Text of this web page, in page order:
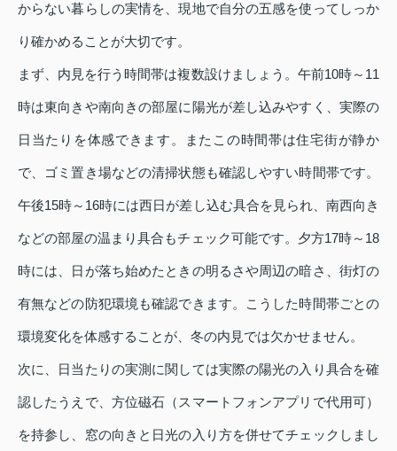
からない暮らしの実情を、現地で自分の五感を使ってしっか
り確かめることが大切です。
まず、内見を行う時間帯は複数設けましょう。午前10時～11
時は東向きや南向きの部屋に陽光が差し込みやすく、実際の
日当たりを体感できます。またこの時間帯は住宅街が静か
で、ゴミ置き場などの清掃状態も確認しやすい時間帯です。
午後15時～16時には西日が差し込む具合を見られ、南西向き
などの部屋の温まり具合もチェック可能です。夕方17時～18
時には、日が落ち始めたときの明るさや周辺の暗さ、街灯の
有無などの防犯環境も確認できます。こうした時間帯ごとの
環境変化を体感することが、冬の内見では欠かせません。
次に、日当たりの実測に関しては実際の陽光の入り具合を確
認したうえで、方位磁石（スマートフォンアプリで代用可）
を持参し、窓の向きと日光の入り方を併せてチェックしまし